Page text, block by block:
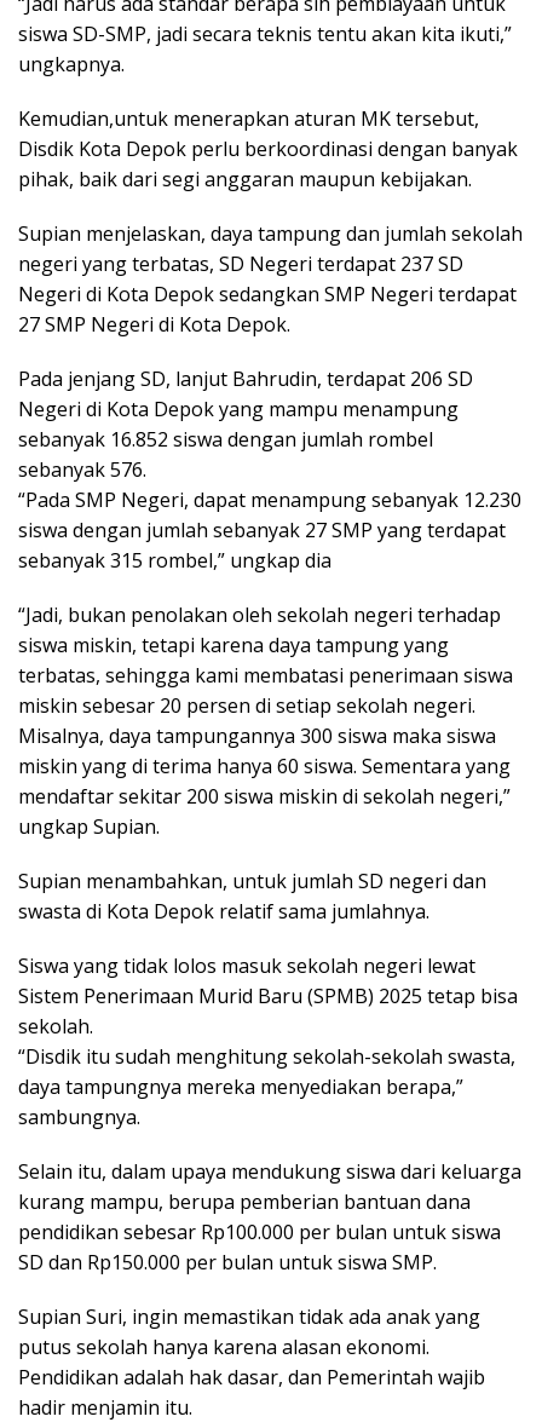
siswa SD-SMP, jadi secara teknis tentu akan kita ikuti,”
ungkapnya.
Kemudian,untuk menerapkan aturan MK tersebut,
Disdik Kota Depok perlu berkoordinasi dengan banyak
pihak, baik dari segi anggaran maupun kebijakan.
Supian menjelaskan, daya tampung dan jumlah sekolah
negeri yang terbatas, SD Negeri terdapat 237 SD
Negeri di Kota Depok sedangkan SMP Negeri terdapat
27 SMP Negeri di Kota Depok.
Pada jenjang SD, lanjut Bahrudin, terdapat 206 SD
Negeri di Kota Depok yang mampu menampung
sebanyak 16.852 siswa dengan jumlah rombel
sebanyak 576.
“Pada SMP Negeri, dapat menampung sebanyak 12.230
siswa dengan jumlah sebanyak 27 SMP yang terdapat
sebanyak 315 rombel,” ungkap dia
“Jadi, bukan penolakan oleh sekolah negeri terhadap
siswa miskin, tetapi karena daya tampung yang
terbatas, sehingga kami membatasi penerimaan siswa
miskin sebesar 20 persen di setiap sekolah negeri.
Misalnya, daya tampungannya 300 siswa maka siswa
miskin yang di terima hanya 60 siswa. Sementara yang
mendaftar sekitar 200 siswa miskin di sekolah negeri,”
ungkap Supian.
Supian menambahkan, untuk jumlah SD negeri dan
swasta di Kota Depok relatif sama jumlahnya.
Siswa yang tidak lolos masuk sekolah negeri lewat
Sistem Penerimaan Murid Baru (SPMB) 2025 tetap bisa
sekolah.
“Disdik itu sudah menghitung sekolah-sekolah swasta,
daya tampungnya mereka menyediakan berapa,”
sambungnya.
Selain itu, dalam upaya mendukung siswa dari keluarga
kurang mampu, berupa pemberian bantuan dana
pendidikan sebesar Rp100.000 per bulan untuk siswa
SD dan Rp150.000 per bulan untuk siswa SMP.
Supian Suri, ingin memastikan tidak ada anak yang
putus sekolah hanya karena alasan ekonomi.
Pendidikan adalah hak dasar, dan Pemerintah wajib
hadir menjamin itu.